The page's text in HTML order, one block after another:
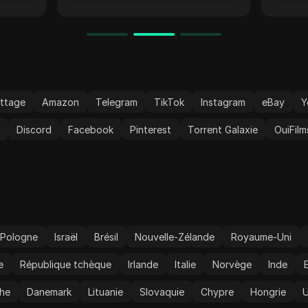
90
bot
Son
facile
Amazon Telegram TikTok Instagram eBay
Discord Facebook Pinterest Torrent Galaxie
Pologne Israël Brésil Nouvelle-Zélande Royaume-Uni
République tchèque Irlande Italie Norvège Inde
Danemark Lituanie Slovaquie Chypre Hongrie